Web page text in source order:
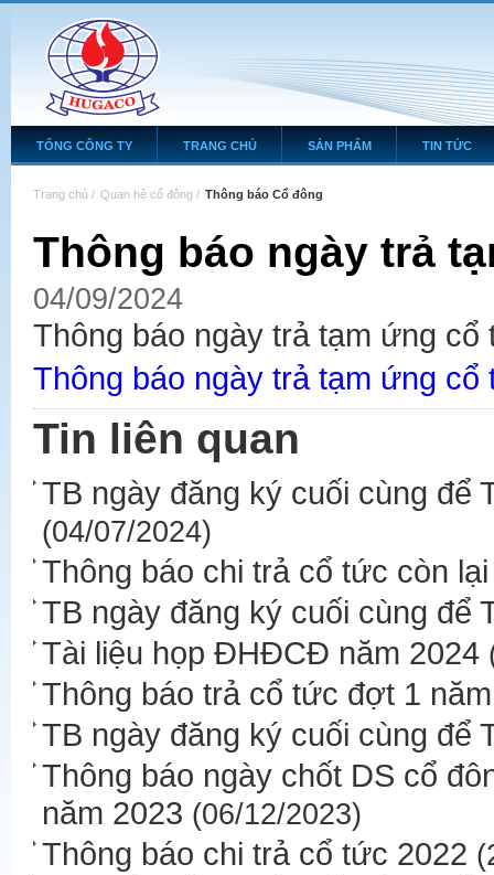
TỔNG CÔNG TY TRANG CHỦ SẢN PHẨM TIN TỨC
Trang chủ / Quan hệ cổ đông / Thông báo Cổ đông
Thông báo ngày trả
04/09/2024
Thông báo ngày trả tạm ứng cổ
Thông báo ngày trả tạm ứng cổ
Tin liên quan
TB ngày đăng ký cuối cùng để
(04/07/2024)
Thông báo chi trả cổ tức còn
TB ngày đăng ký cuối cùng để
Tài liệu họp ĐHĐCĐ năm 2024
Thông báo trả cổ tức đợt 1
TB ngày đăng ký cuối cùng để
Thông báo ngày chốt DS cổ
năm 2023 (06/12/2023)
Thông báo chi trả cổ tức 2022